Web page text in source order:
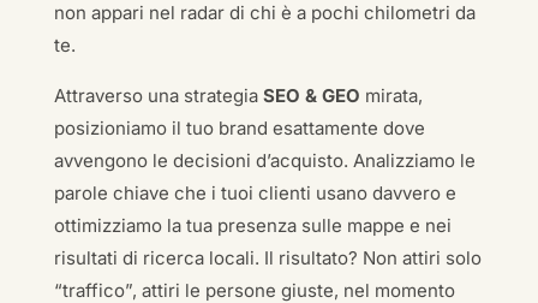
non appari nel radar di chi è a pochi chilometri da
te.
Attraverso una strategia SEO & GEO mirata,
posizioniamo il tuo brand esattamente dove
avvengono le decisioni d’acquisto. Analizziamo le
parole chiave che i tuoi clienti usano davvero e
ottimizziamo la tua presenza sulle mappe e nei
risultati di ricerca locali. Il risultato? Non attiri solo
“traffico”, attiri le persone giuste, nel momento